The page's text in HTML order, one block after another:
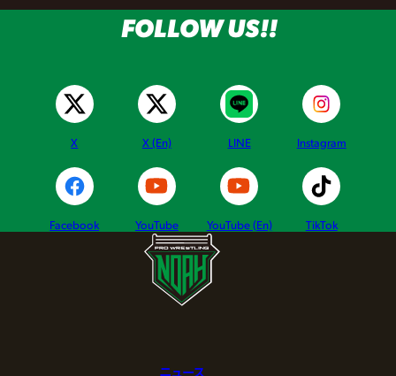
FOLLOW US!!
X X (En) LINE Instagram
Facebook YouTube YouTube (En) TikTok
ニュース